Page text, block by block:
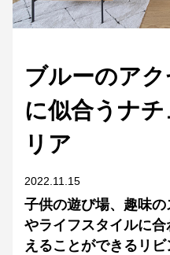
ブルーのア
に似合うナ
リア
2022.11.15
子供の遊び場、趣味
やライフスタイルに
えることができるリビ